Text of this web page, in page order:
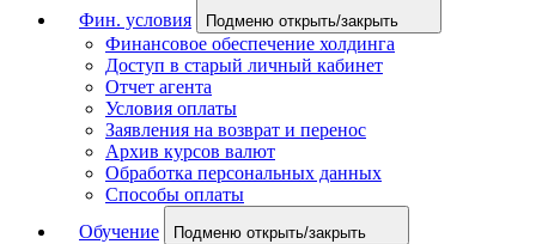
Фин. условия
Подменю открыть/закрыть
Финансовое обеспечение холдинга
Доступ в старый личный кабинет
Отчет агента
Условия оплаты
Заявления на возврат и перенос
Архив курсов валют
Обработка персональных данных
Способы оплаты
Обучение
Подменю открыть/закрыть